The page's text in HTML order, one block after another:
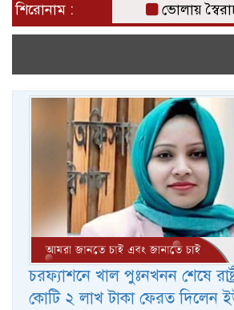
শিরোনাম : ভোলায়
চরফ্যাশনে খাল পুঃনখনন শেষে
কোটি ২ লাখ টাকা ফেরত দিলেন